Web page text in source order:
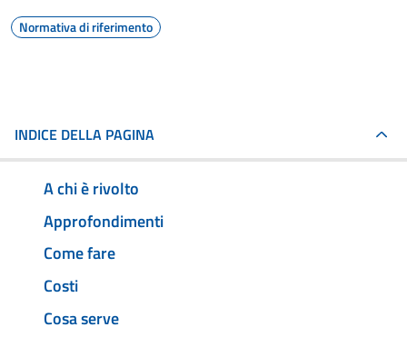
Normativa di riferimento
INDICE DELLA PAGINA
A chi è rivolto
Approfondimenti
Come fare
Costi
Cosa serve